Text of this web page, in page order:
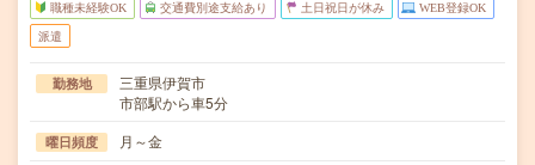
職種未経験OK 交通費別途支給あり 土日祝日が休み WEB登録OK
派遣
勤務地
三重県伊賀市
市部駅から車5分
曜日頻度 月～金